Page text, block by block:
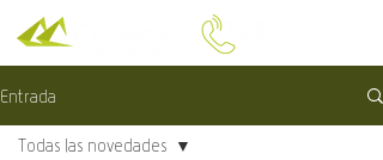
Entrada
Todas las novedades